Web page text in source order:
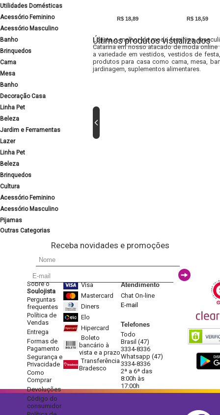
Utilidades Domésticas
Acessório Feminino
Acessório Masculino
Banho
Brinquedos
Cama
Mesa
Banho
Decoração Casa
Linha Pet
Beleza
Jardim e Ferramentas
Lazer
Linha Pet
Beleza
Brinquedos
Cultura
Acessório Feminino
Acessório Masculino
Pijamas
Outras Categorias
R$ 18,89 R$ 18,59
Últimos produtos visualizados
Lojista o melhor da moda feminina,
Catarina em nosso atacado de moda
a variedade em vestidos, vestidos de
produtos para casa como cama, mesa,
jardinagem, suplementos alimentares.
Receba novidades e promoções
Sobre o
Soulojista
Perguntas
frequentes
Política de
Vendas
Entrega
Formas de
Pagamento
Segurança e
Privacidade
Como
Comprar
Devoluções
Código do
consumidor
Visa
Mastercard
Diners
Elo
Hipercard
Boleto
bancário à
vista e a prazo
Transferência
Bradesco
Atendimento
Chat On-line
E-mail
Telefones
Todo
Brasil (47)
3334-8336
Whatsapp (47)
3334-8336
2ª a 6ª das
8:00h às
17:00h